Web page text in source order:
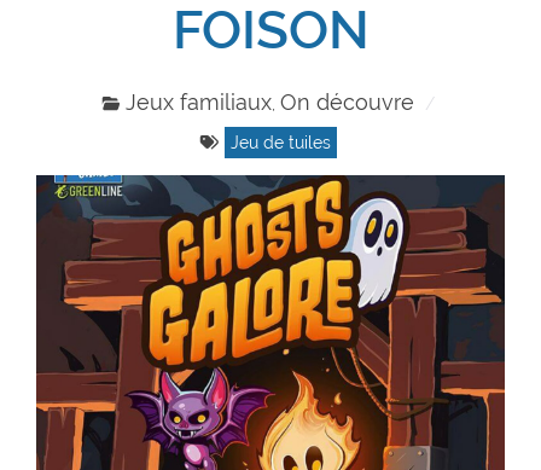
FOISON
Jeux familiaux,On découvre
Jeu de tuiles